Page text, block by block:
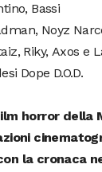
Bassi
Noyz
Riky, Axos e
Dope D.O.D.
horror della
la cronaca